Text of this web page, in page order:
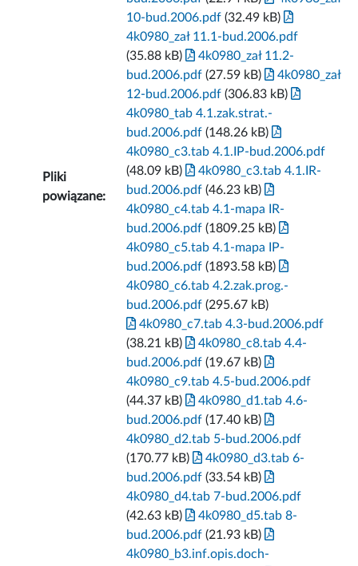
Pliki
powiązane:
10-bud.2006.pdf (32.49 kB)
4k0980_zał 11.1-bud.2006.pdf
(35.88 kB)
4k0980_zał 11.2-
bud.2006.pdf (27.59 kB)
4k0980_zał
12-bud.2006.pdf (306.83 kB)
4k0980_tab 4.1.zak.strat.-
bud.2006.pdf (148.26 kB)
4k0980_c3.tab 4.1.IP-bud.2006.pdf
(48.09 kB)
4k0980_c3.tab 4.1.IR-
bud.2006.pdf (46.23 kB)
4k0980_c4.tab 4.1-mapa IR-
bud.2006.pdf (1809.25 kB)
4k0980_c5.tab 4.1-mapa IP-
bud.2006.pdf (1893.58 kB)
4k0980_c6.tab 4.2.zak.prog.-
bud.2006.pdf (295.67 kB)
4k0980_c7.tab 4.3-bud.2006.pdf
(38.21 kB)
4k0980_c8.tab 4.4-
bud.2006.pdf (19.67 kB)
4k0980_c9.tab 4.5-bud.2006.pdf
(44.37 kB)
4k0980_d1.tab 4.6-
bud.2006.pdf (17.40 kB)
4k0980_d2.tab 5-bud.2006.pdf
(170.77 kB)
4k0980_d3.tab 6-
bud.2006.pdf (33.54 kB)
4k0980_d4.tab 7-bud.2006.pdf
(42.63 kB)
4k0980_d5.tab 8-
bud.2006.pdf (21.93 kB)
4k0980_b3.inf.opis.doch-